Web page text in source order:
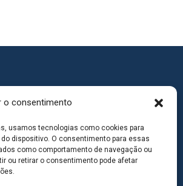
o consentimento
usamos tecnologias como cookies para
dispositivo. O consentimento para essas
como comportamento de navegação ou
ou retirar o consentimento pode afetar